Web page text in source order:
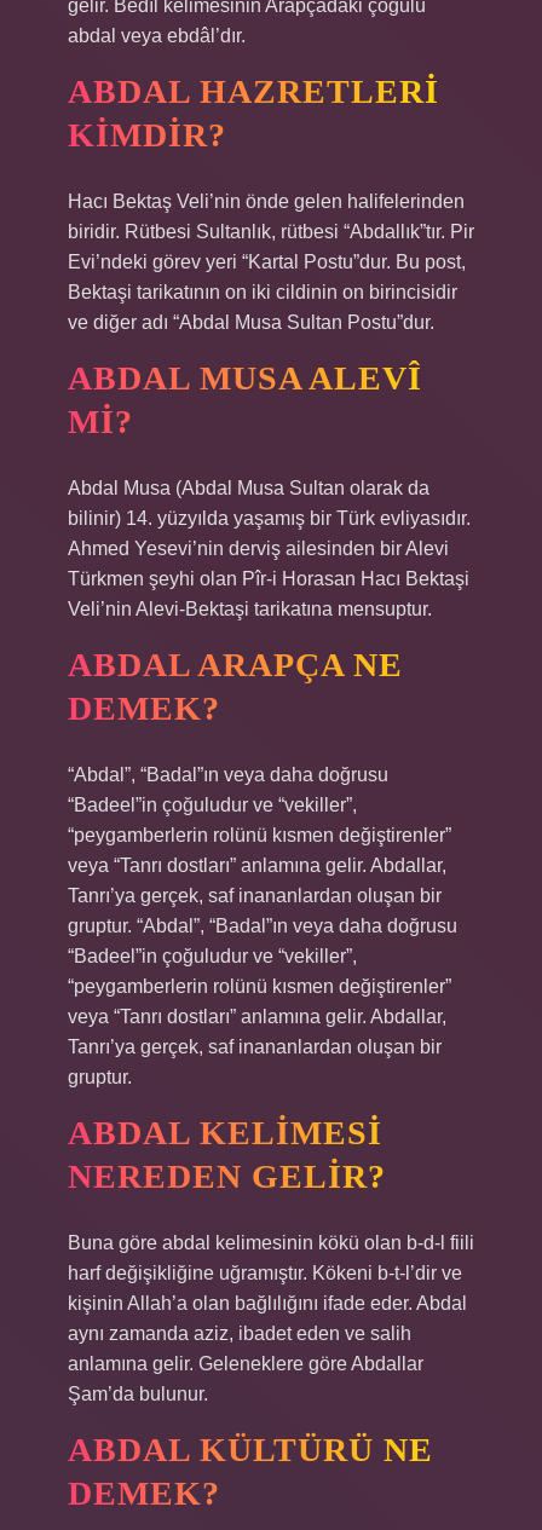
gelir. Bedîl kelimesinin Arapçadaki çoğulu
abdal veya ebdâl’dır.
ABDAL HAZRETLERI
KIMDIR?
Hacı Bektaş Veli’nin önde gelen halifelerinden
biridir. Rütbesi Sultanlık, rütbesi “Abdallık”tır. Pir
Evi’ndeki görev yeri “Kartal Postu”dur. Bu post,
Bektaşi tarikatının on iki cildinin on birincisidir
ve diğer adı “Abdal Musa Sultan Postu”dur.
ABDAL MUSA ALEVÎ
MI?
Abdal Musa (Abdal Musa Sultan olarak da
bilinir) 14. yüzyılda yaşamış bir Türk evliyasıdır.
Ahmed Yesevi’nin derviş ailesinden bir Alevi
Türkmen şeyhi olan Pîr-i Horasan Hacı Bektaşi
Veli’nin Alevi-Bektaşi tarikatına mensuptur.
ABDAL ARAPÇA NE
DEMEK?
“Abdal”, “Badal”ın veya daha doğrusu
“Badeel”in çoğuludur ve “vekiller”,
“peygamberlerin rolünü kısmen değiştirenler”
veya “Tanrı dostları” anlamına gelir. Abdallar,
Tanrı’ya gerçek, saf inananlardan oluşan bir
gruptur. “Abdal”, “Badal”ın veya daha doğrusu
“Badeel”in çoğuludur ve “vekiller”,
“peygamberlerin rolünü kısmen değiştirenler”
veya “Tanrı dostları” anlamına gelir. Abdallar,
Tanrı’ya gerçek, saf inananlardan oluşan bir
gruptur.
ABDAL KELIMESI
NEREDEN GELIR?
Buna göre abdal kelimesinin kökü olan b-d-l fiili
harf değişikliğine uğramıştır. Kökeni b-t-l’dir ve
kişinin Allah’a olan bağlılığını ifade eder. Abdal
aynı zamanda aziz, ibadet eden ve salih
anlamına gelir. Geleneklere göre Abdallar
Şam’da bulunur.
ABDAL KÜLTÜRÜ NE
DEMEK?